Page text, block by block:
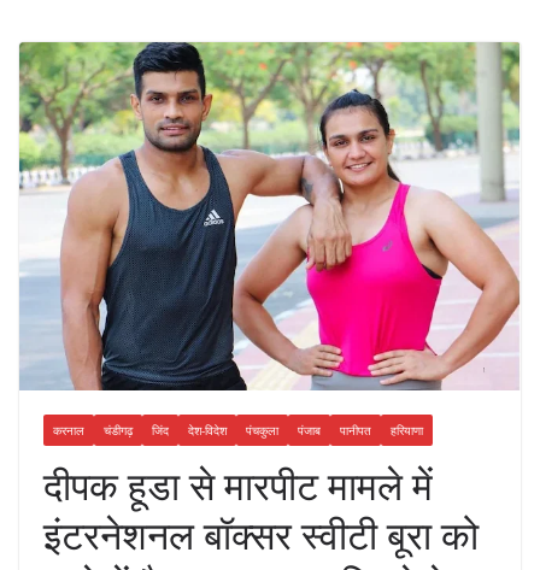
करनाल चंडीगढ़ जिंद देश-विदेश पंचकुला पंजाब पानीपत हरियाणा
दीपक हूडा से मारपीट मामले में
इंटरनेशनल बॉक्सर स्वीटी बूरा को